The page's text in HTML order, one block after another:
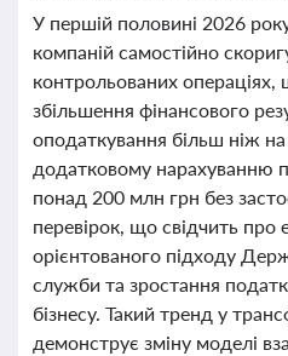
У першій половині 2026
компаній самостійно
контрольованих
збільшення фінансового
оподаткування більш ніж
додатковому нарахуванню
понад 200 млн грн без
перевірок, що свідчить про
орієнтованого підходу
служби та зростання
бізнесу. Такий тренд у
демонструє зміну моделі